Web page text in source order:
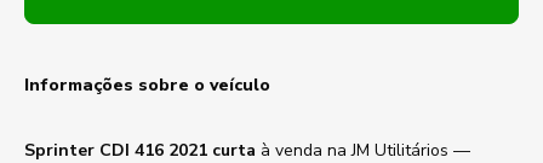
Informações sobre o veículo
Sprinter CDI 416 2021 curta à venda na JM Utilitários —